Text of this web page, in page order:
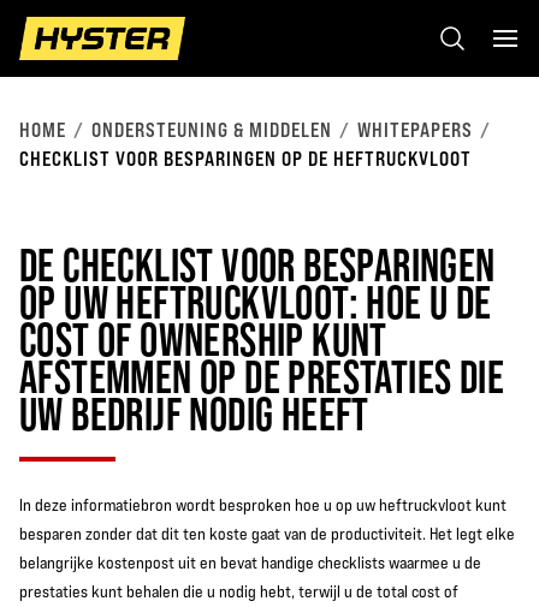
HOME ONDERSTEUNING & MIDDELEN
WHITEPAPERS
CHECKLIST VOOR BESPARINGEN OP DE HEFTRUCKVLOOT
DE CHECKLIST VOOR BESPARINGEN
OP UW HEFTRUCKVLOOT: HOE U DE
COST OF OWNERSHIP KUNT
AFSTEMMEN OP DE PRESTATIES DIE
UW BEDRIJF NODIG HEEFT
In deze informatiebron wordt besproken hoe u op uw heftruckvloot kunt
besparen zonder dat dit ten koste gaat van de productiviteit. Het legt elke
belangrijke kostenpost uit en bevat handige checklists waarmee u de
prestaties kunt behalen die u nodig hebt, terwijl u de total cost of